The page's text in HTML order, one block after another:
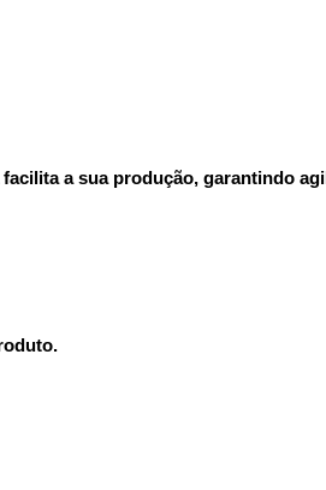
a sua produção, garantindo